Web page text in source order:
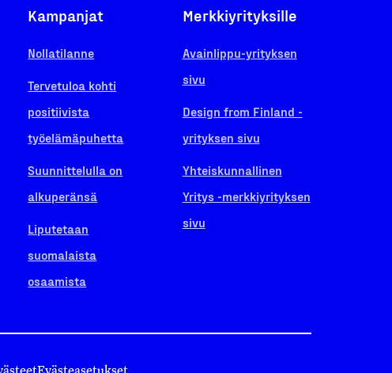
Kampanjat
Nollatilanne
Tervetuloa kohti
positiivista
työelämäpuhetta
Suunnittelulla on
alkuperänsä
Liputetaan
suomalaista
osaamista
Merkkiyrityksille
Avainlippu-yrityksen
sivu
Design from Finland -
yrityksen sivu
Yhteiskunnallinen
Yritys -merkkiyrityksen
sivu